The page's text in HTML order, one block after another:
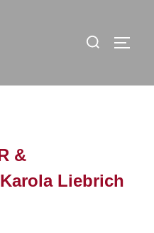
&
Liebrich